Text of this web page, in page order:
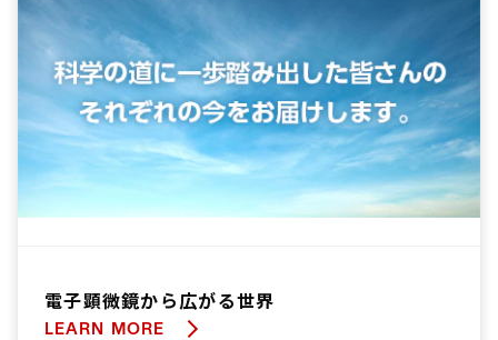
電子顕微鏡から広がる世界
LEARN MORE